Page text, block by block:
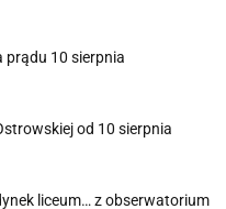
prądu 10 sierpnia
od 10 sierpnia
liceum… z obserwatorium